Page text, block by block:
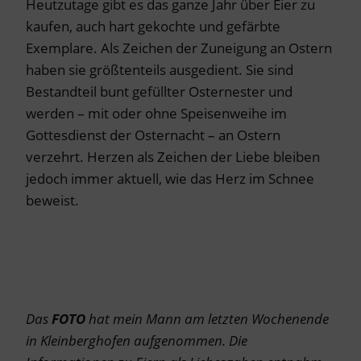
Heutzutage gibt es das ganze Jahr über Eier zu
kaufen, auch hart gekochte und gefärbte
Exemplare. Als Zeichen der Zuneigung an Ostern
haben sie größtenteils ausgedient. Sie sind
Bestandteil bunt gefüllter Osternester und
werden – mit oder ohne Speisenweihe im
Gottesdienst der Osternacht – an Ostern
verzehrt. Herzen als Zeichen der Liebe bleiben
jedoch immer aktuell, wie das Herz im Schnee
beweist.
DasFOTOhat mein Mann am letzten Wochenende
in Kleinberghofen aufgenommen. Die